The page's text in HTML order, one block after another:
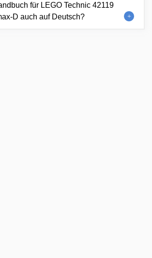
für LEGO Technic 42119
D auch auf Deutsch?